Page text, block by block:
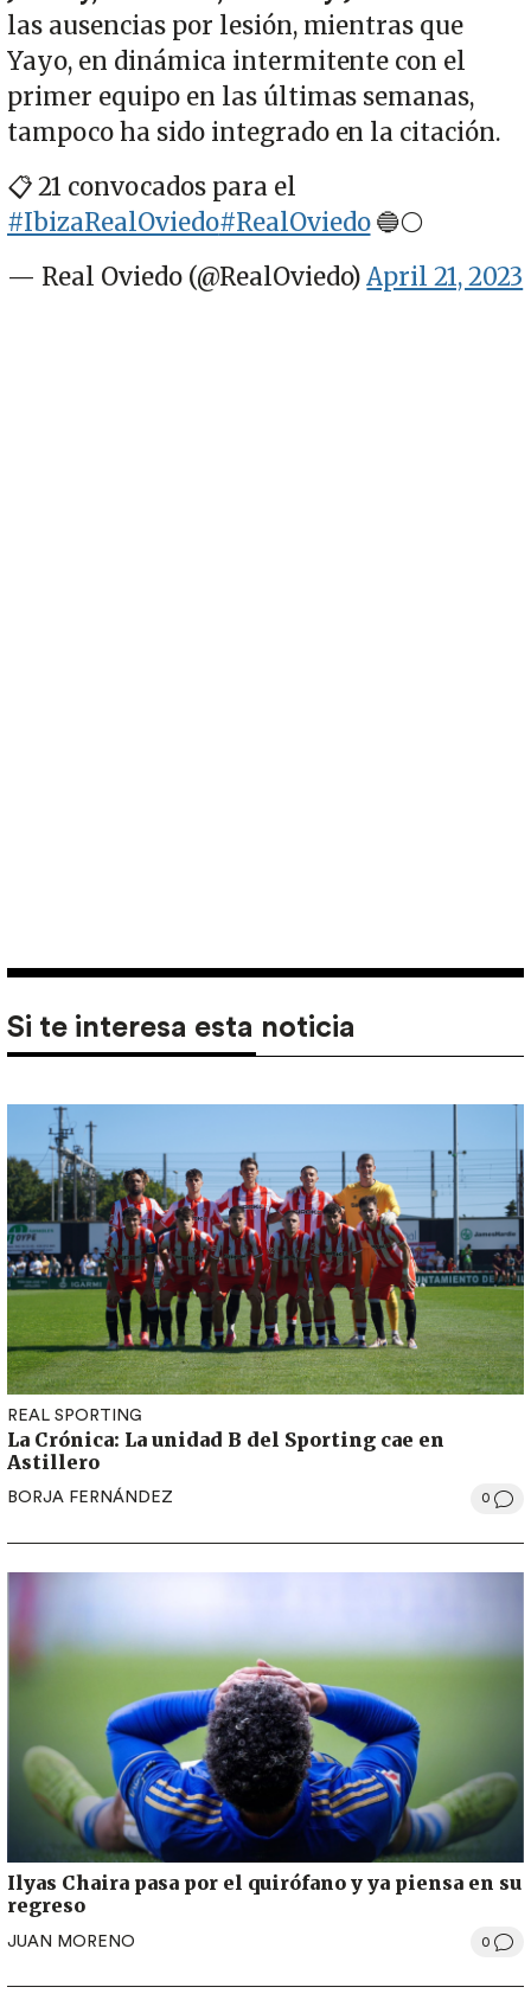
las ausencias por lesión, mientras que
Yayo, en dinámica intermitente con el
primer equipo en las últimas semanas,
tampoco ha sido integrado en la citación.
📋 21 convocados para el
#IbizaRealOviedo#RealOviedo🔵⚪
— Real Oviedo (@RealOviedo)April 21, 2023
Si te interesa esta noticia
REAL SPORTING
La Crónica: La unidad B del Sporting cae en
Astillero
BORJA FERNÁNDEZ 0
Ilyas Chaira pasa por el quirófano y ya piensa en su
regreso
JUAN MORENO 0